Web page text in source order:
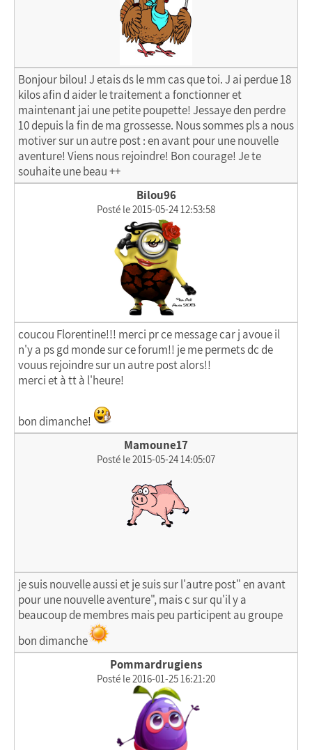
Bonjour bilou! J etais ds le mm cas que toi. J ai perdue 18
kilos afin d aider le traitement a fonctionner et
maintenant jai une petite poupette! Jessaye den perdre
10 depuis la fin de ma grossesse. Nous sommes pls a nous
motiver sur un autre post : en avant pour une nouvelle
aventure! Viens nous rejoindre! Bon courage! Je te
souhaite une beau ++
Bilou96
Posté le 2015-05-24 12:53:58
coucou Florentine!!! merci pr ce message car j avoue il
n'y a ps gd monde sur ce forum!! je me permets dc de
vouus rejoindre sur un autre post alors!!
merci et à tt à l'heure!
bon dimanche!
Mamoune17
Posté le 2015-05-24 14:05:07
je suis nouvelle aussi et je suis sur l'autre post" en avant
pour une nouvelle aventure", mais c sur qu'il y a
beaucoup de membres mais peu participent au groupe
bon dimanche
Pommardrugiens
Posté le 2016-01-25 16:21:20